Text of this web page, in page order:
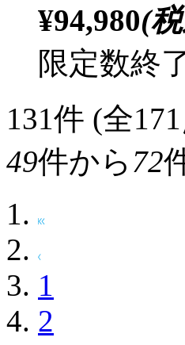
¥94,980(
限定数終
131件 (全
49件から 72
1
2